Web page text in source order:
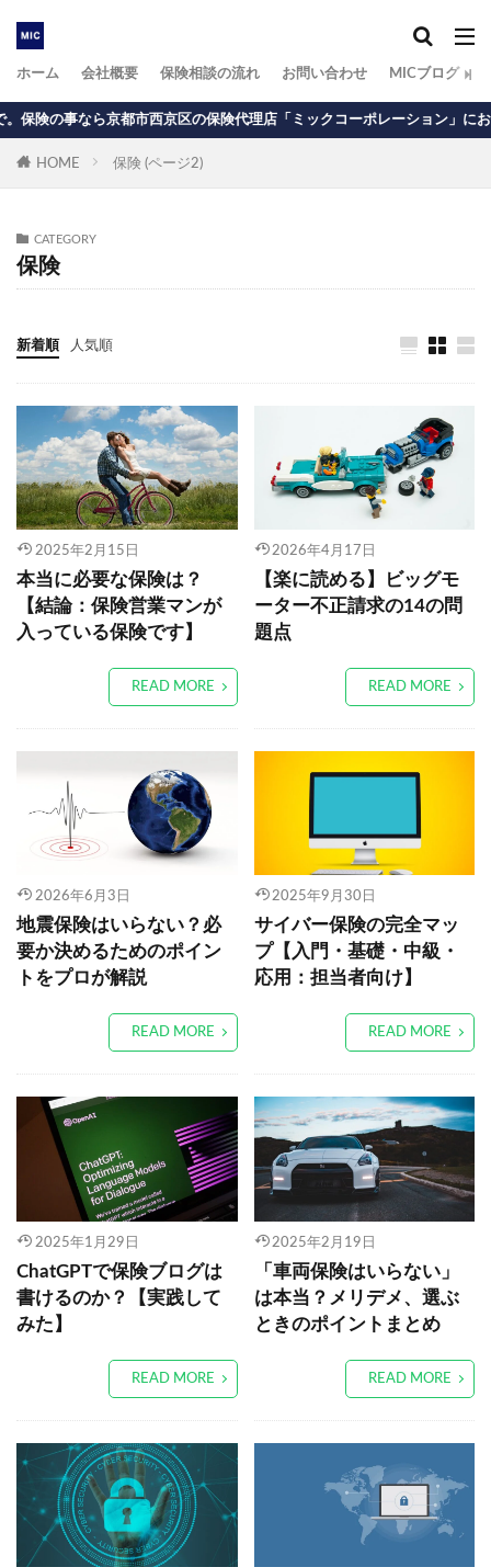
ホーム 会社概要 保険相談の流れ お問い合わせ MICブログ
市西京区の保険代理店「ミックコーポレーション」にお任せ下さい
HOME 保険 (ページ2)
CATEGORY
保険
新着順 人気順
2025年2月15日
本当に必要な保険は？
【結論：保険営業マンが
入っている保険です】
READ MORE
2026年4月17日
【楽に読める】ビッグモ
ーター不正請求の14の問
題点
READ MORE
2026年6月3日
地震保険はいらない？必
要か決めるためのポイン
トをプロが解説
READ MORE
2025年9月30日
サイバー保険の完全マッ
プ【入門・基礎・中級・
応用：担当者向け】
READ MORE
2025年1月29日
ChatGPTで保険ブログは
書けるのか？【実践して
みた】
READ MORE
2025年2月19日
「車両保険はいらない」
は本当？メリデメ、選ぶ
ときのポイントまとめ
READ MORE